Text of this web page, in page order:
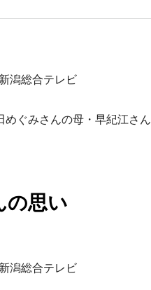
潟総合テレビ
ぐみさんの母・早紀江さ
の思い
潟総合テレビ